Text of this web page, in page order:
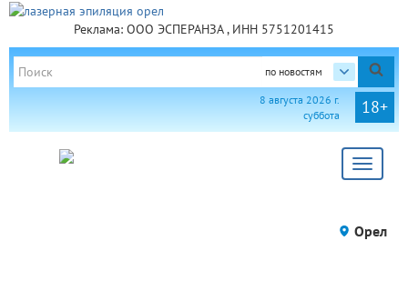
Реклама: ООО ЭСПЕРАНЗА , ИНН 5751201415
по новостям
18+
8 августа 2026 г.
суббота
Toggle
Орел